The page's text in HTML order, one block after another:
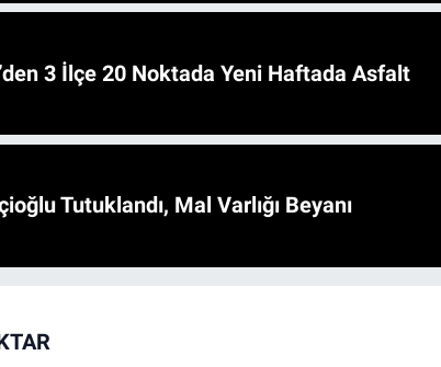
Asfalt
Tutuklandı, Mal Varlığı Beyanı